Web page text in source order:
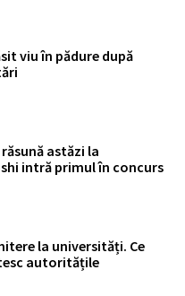
viu în pădure după
astăzi la
intră primul în concurs
la universități. Ce
autoritățile